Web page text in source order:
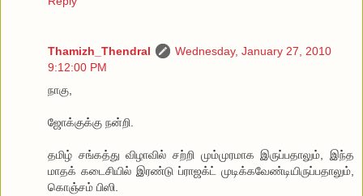
Thamizh_Thendral
Wednesday, January 27, 2010
9:12:00 PM
நாகு,
ஜோக்குக்கு நன்றி.
தமிழ் சங்கத்து விழாவில் சற்றி மும்முரமாக இருப்பதாலும், இந்த
மாதக் கடைசியில் இரண்டு ப்ராஜக்ட் முடிக்கவேண்டியிருப்பதாலும்,
கொஞ்சம் பிஸி.